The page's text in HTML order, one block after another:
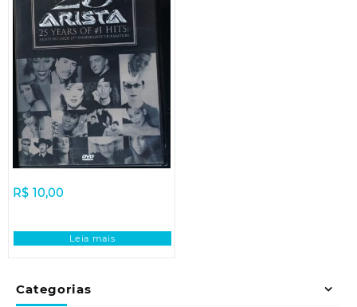
Categorias
R$ 10,00
Leia mais